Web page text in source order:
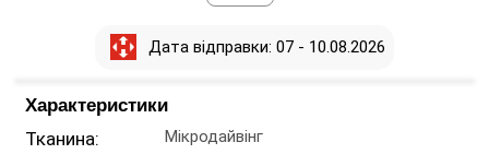
Дата відправки: 07 - 10.08.2026
Характеристики
Тканина: Мікродайвінг